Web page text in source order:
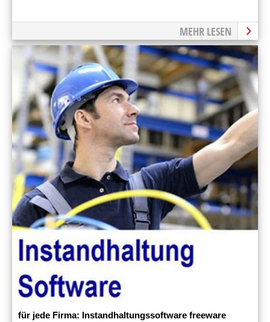
MEHR LESEN
für jede Firma: Instandhaltungssoftware freeware